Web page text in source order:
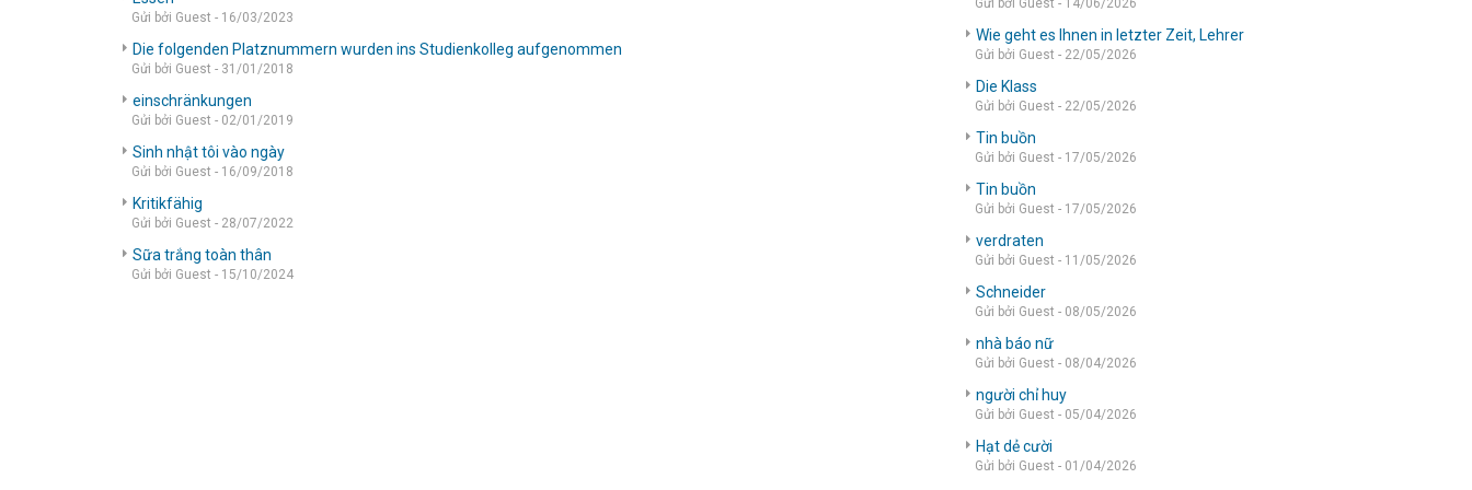
Gửi bởi Guest - 16/03/2023
Die folgenden Platznummern wurden ins Studienkolleg aufgenommen
Gửi bởi Guest - 31/01/2018
einschränkungen
Gửi bởi Guest - 02/01/2019
Sinh nhật tôi vào ngày
Gửi bởi Guest - 16/09/2018
Kritikfähig
Gửi bởi Guest - 28/07/2022
Sữa trắng toàn thân
Gửi bởi Guest - 15/10/2024
Wie geht es Ihnen in letzter Zeit, Lehrer
Gửi bởi Guest - 22/05/2026
Die Klass
Gửi bởi Guest - 22/05/2026
Tin buồn
Gửi bởi Guest - 17/05/2026
Tin buồn
Gửi bởi Guest - 17/05/2026
verdraten
Gửi bởi Guest - 11/05/2026
Schneider
Gửi bởi Guest - 08/05/2026
nhà báo nữ
Gửi bởi Guest - 08/04/2026
người chỉ huy
Gửi bởi Guest - 05/04/2026
Hạt dẻ cười
Gửi bởi Guest - 01/04/2026